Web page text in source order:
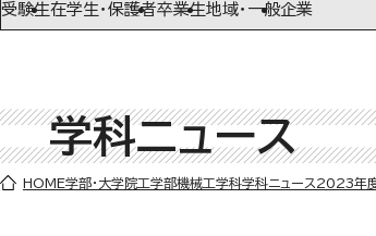
受験生在学生・保護者卒業生地域・一般企業
ここから本文です。
学科ニュース
HOME学部・大学院工学部機械工学科学科ニュース 2023年